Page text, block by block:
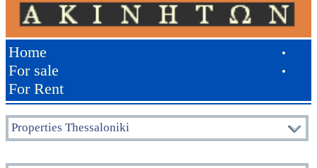
Home •
For sale •
For Rent
Properties Thessaloniki